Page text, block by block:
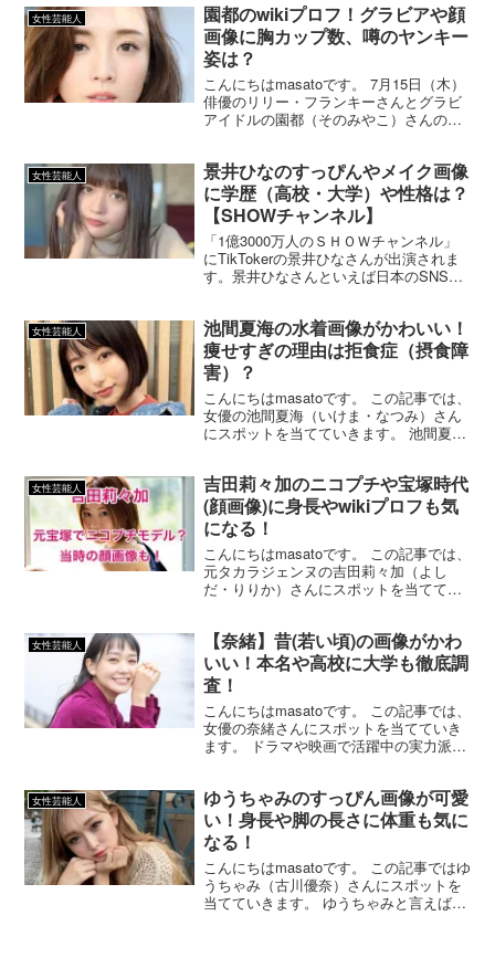
女性芸能人
園都のwikiプロフ！グラビアや顔
画像に胸カップ数、噂のヤンキー
姿は？
こんにちはmasatoです。 7月15日（木）
俳優のリリー・フランキーさんとグラビ
アイドルの園都（そのみやこ）さんの相
ート相手”園都のグラビアに顔画像！胸カ
ップ数や噂...
女性芸能人
景井ひなのすっぴんやメイク画像
に学歴（高校・大学）や性格は？
【SHOWチャンネル】
「1億3000万人のＳＨＯＷチャンネル」
にTikTokerの景井ひなさんが出演されま
す。景井ひなさんといえば日本のSNS女
さんのすっぴんやメイク画像に学歴（高
校・大学）や性格を調査して見たいと思
います。
女性芸能人
池間夏海の水着画像がかわいい！
痩せすぎの理由は拒食症（摂食障
害）？
こんにちはmasatoです。 この記事では、
女優の池間夏海（いけま・なつみ）さん
にスポットを当てていきます。 池間夏海
「ニセコイ」でもヒロイン役を務め話題
となりまし...
女性芸能人
吉田莉々加のニコプチや宝塚時代
(顔画像)に身長やwikiプロフも気
になる！
こんにちはmasatoです。 この記事では、
元タカラジェンヌの吉田莉々加（よし
だ・りりか）さんにスポットを当ててい
さんと言えば、元タカラジェンヌで9頭身
美女として...
女性芸能人
【奈緒】昔(若い頃)の画像がかわ
いい！本名や高校に大学も徹底調
査！
こんにちはmasatoです。 この記事では、
女優の奈緒さんにスポットを当てていき
ます。 ドラマや映画で活躍中の実力派女
などについて記事を書いていきたいと思
います。 【...
女性芸能人
ゆうちゃみのすっぴん画像が可愛
い！身長や脚の長さに体重も気に
なる！
こんにちはmasatoです。 この記事ではゆ
うちゃみ（古川優奈）さんにスポットを
当てていきます。 ゆうちゃみと言えば、